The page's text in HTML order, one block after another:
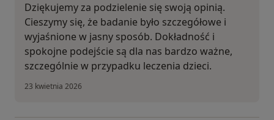
Dziękujemy za podzielenie się swoją opinią.
Cieszymy się, że badanie było szczegółowe i
wyjaśnione w jasny sposób. Dokładność i
spokojne podejście są dla nas bardzo ważne,
szczególnie w przypadku leczenia dzieci.
23 kwietnia 2026